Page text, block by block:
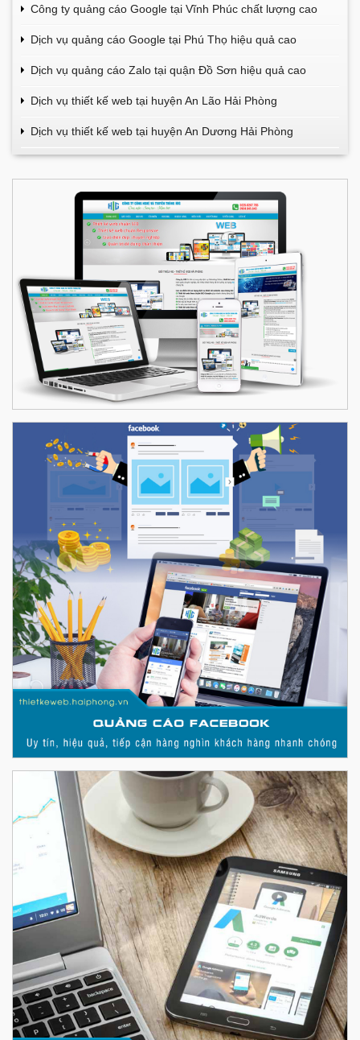
Công ty quảng cáo Google tại Vĩnh Phúc chất lượng cao
Dịch vụ quảng cáo Google tại Phú Thọ hiệu quả cao
Dịch vụ quảng cáo Zalo tại quận Đồ Sơn hiệu quả cao
Dịch vụ thiết kế web tại huyện An Lão Hải Phòng
Dịch vụ thiết kế web tại huyện An Dương Hải Phòng